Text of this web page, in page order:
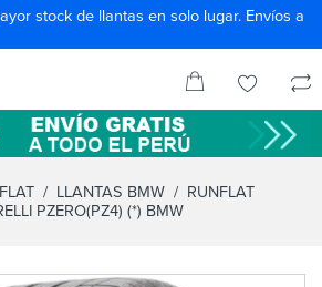
stock de llantas en solo lugar. Envíos a
/ LLANTAS BMW / RUNFLAT
PZERO(PZ4) (*) BMW